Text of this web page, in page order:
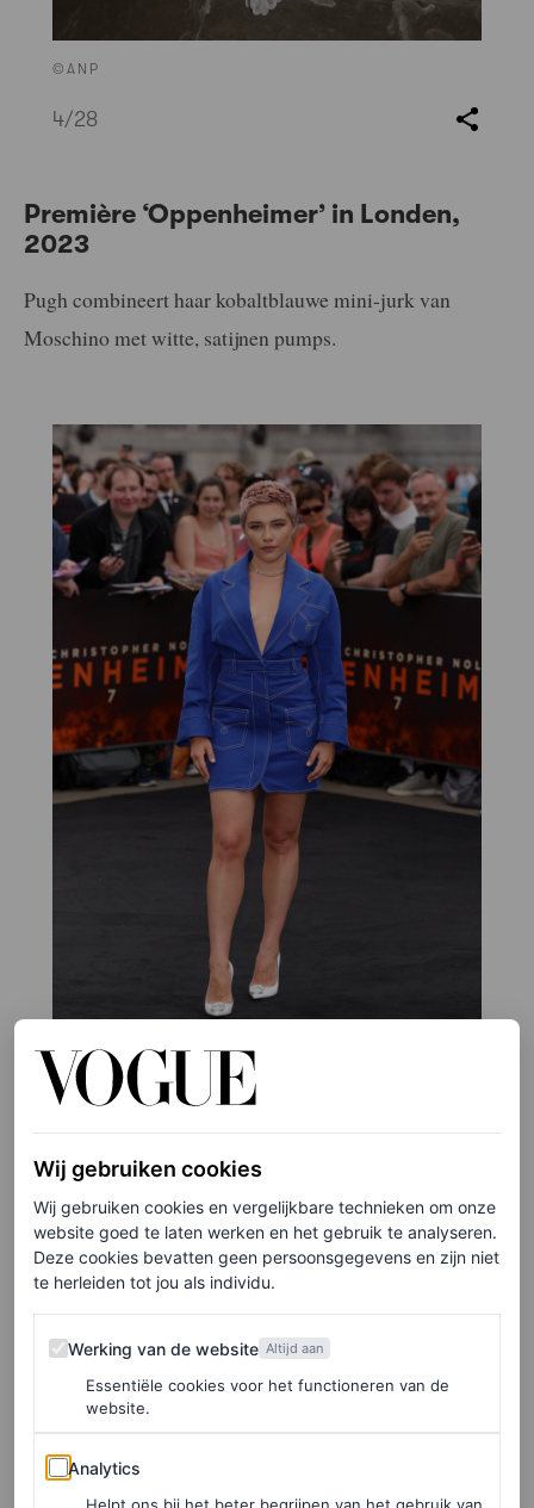
©ANP
4/28
Première ‘Oppenheimer’ in Londen,
2023
Pugh combineert haar kobaltblauwe mini-jurk van
Moschino met witte, satijnen pumps.
©GETTY IMAGES
5/28
Herfst/winter 2023-coutureshow van
Valentino, 2023
Florence Pugh ziet eruit als een sprookje – uiteraard in
Valentino.
Wij gebruiken cookies
Wij gebruiken cookies en vergelijkbare technieken om onze
website goed te laten werken en het gebruik te analyseren.
Deze cookies bevatten geen persoonsgegevens en zijn niet
te herleiden tot jou als individu.
Werking van de website
Werking van de website Altijd aan
Essentiële cookies voor het functioneren van de
website.
Analytics
Analytics